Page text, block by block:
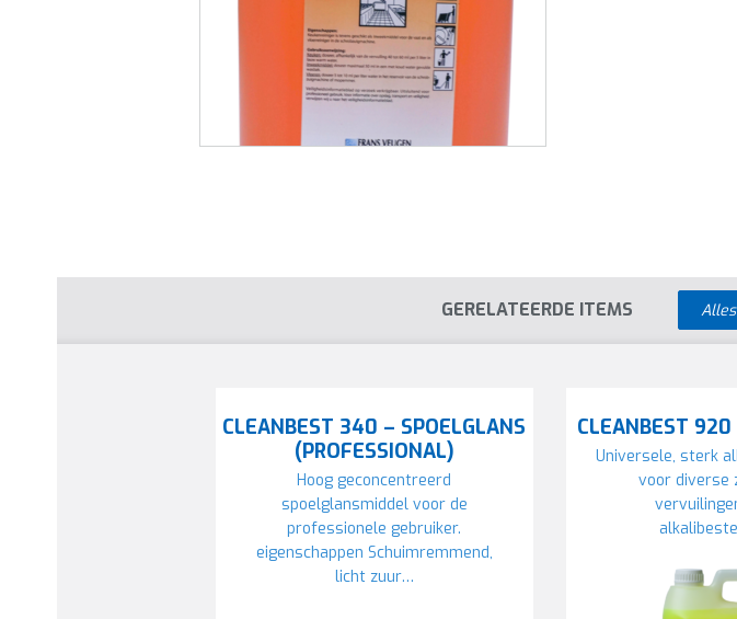
GERELATEERDE ITEMS Alles
CLEANBEST 340 – SPOELGLANS
(PROFESSIONAL)
Hoog geconcentreerd
spoelglansmiddel voor de
professionele gebruiker.
eigenschappen Schuimremmend,
licht zuur…
CLEANBEST
Universele, sterk
voor diverse